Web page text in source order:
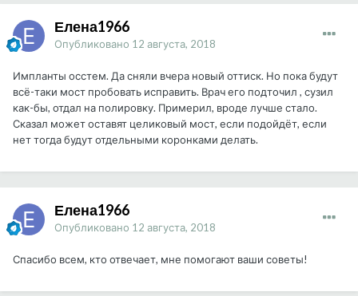
Елена1966
Опубликовано 12 августа, 2018
Импланты осстем. Да сняли вчера новый оттиск. Но пока будут
всё-таки мост пробовать исправить. Врач его подточил , сузил
как-бы, отдал на полировку. Примерил, вроде лучше стало.
Сказал может оставят целиковый мост, если подойдёт, если
нет тогда будут отдельными коронками делать.
Елена1966
Опубликовано 12 августа, 2018
Спасибо всем, кто отвечает, мне помогают ваши советы!